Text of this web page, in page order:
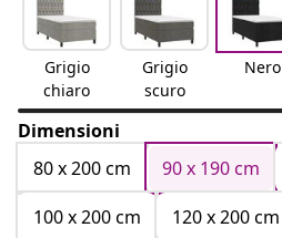
Grigio
chiaro
Grigio
scuro
Nero
Dimensioni
80 x 200 cm
90 x 190 cm
100 x 200 cm
120 x 200 cm